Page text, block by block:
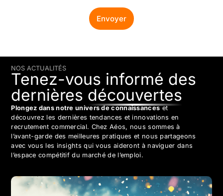
Envoyer
NOS ACTUALITÉS
Tenez-vous informé des
dernières découvertes
Plongez dans notre univers de connaissanceset
découvrez les dernières tendances et innovations en
recrutement commercial. Chez Aéos, nous sommes à
l’avant-garde des meilleures pratiques et nous partageons
avec vous les insights qui vous aideront à naviguer dans
l’espace compétitif du marché de l’emploi.